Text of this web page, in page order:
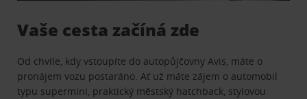
Vaše cesta začíná zde
Od chvíle, kdy vstoupíte do autopůjčovny Avis, máte o
pronájem vozu postaráno. Ať už máte zájem o automobil
typu supermini, praktický městský hatchback, stylovou